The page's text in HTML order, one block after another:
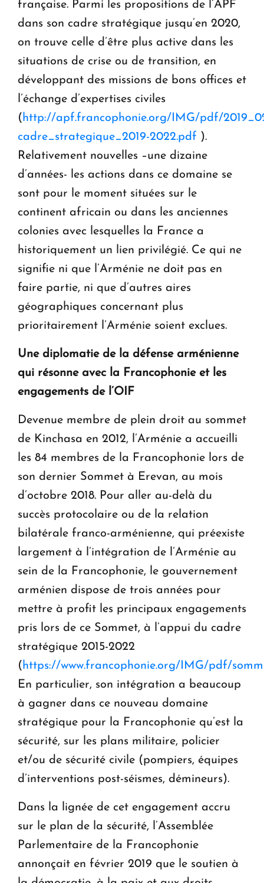
française. Parmi les propositions de l’APF
dans son cadre stratégique jusqu’en 2020,
on trouve celle d’être plus active dans les
situations de crise ou de transition, en
développant des missions de bons offices et
l’échange d’expertises civiles
( http://apf.francophonie.org/IMG/pdf/
cadre_strategique_2019-2022.pdf ).
Relativement nouvelles –une dizaine
d’années- les actions dans ce domaine se
sont pour le moment situées sur le
continent africain ou dans les anciennes
colonies avec lesquelles la France a
historiquement un lien privilégié. Ce qui ne
signifie ni que l’Arménie ne doit pas en
faire partie, ni que d’autres aires
géographiques concernant plus
prioritairement l’Arménie soient exclues.
Une diplomatie de la défense arménienne
qui résonne avec la Francophonie et les
engagements de l’OIF
Devenue membre de plein droit au sommet
de Kinchasa en 2012, l’Arménie a accueilli
les 84 membres de la Francophonie lors de
son dernier Sommet à Erevan, au mois
d’octobre 2018. Pour aller au-delà du
succès protocolaire ou de la relation
bilatérale franco-arménienne, qui préexiste
largement à l’intégration de l’Arménie au
sein de la Francophonie, le gouvernement
arménien dispose de trois années pour
mettre à profit les principaux engagements
pris lors de ce Sommet, à l’appui du cadre
stratégique 2015-2022
( https://www.francophonie.org/IMG/pdf/
En particulier, son intégration a beaucoup
à gagner dans ce nouveau domaine
stratégique pour la Francophonie qu’est la
sécurité, sur les plans militaire, policier
et/ou de sécurité civile (pompiers, équipes
d’interventions post-séismes, démineurs).
Dans la lignée de cet engagement accru
sur le plan de la sécurité, l’Assemblée
Parlementaire de la Francophonie
annonçait en février 2019 que le soutien à